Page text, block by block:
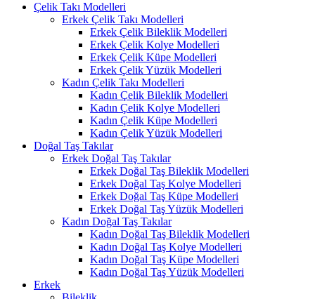
Çelik Takı Modelleri
Erkek Çelik Takı Modelleri
Erkek Çelik Bileklik Modelleri
Erkek Çelik Kolye Modelleri
Erkek Çelik Küpe Modelleri
Erkek Çelik Yüzük Modelleri
Kadın Çelik Takı Modelleri
Kadın Çelik Bileklik Modelleri
Kadın Çelik Kolye Modelleri
Kadın Çelik Küpe Modelleri
Kadın Çelik Yüzük Modelleri
Doğal Taş Takılar
Erkek Doğal Taş Takılar
Erkek Doğal Taş Bileklik Modelleri
Erkek Doğal Taş Kolye Modelleri
Erkek Doğal Taş Küpe Modelleri
Erkek Doğal Taş Yüzük Modelleri
Kadın Doğal Taş Takılar
Kadın Doğal Taş Bileklik Modelleri
Kadın Doğal Taş Kolye Modelleri
Kadın Doğal Taş Küpe Modelleri
Kadın Doğal Taş Yüzük Modelleri
Erkek